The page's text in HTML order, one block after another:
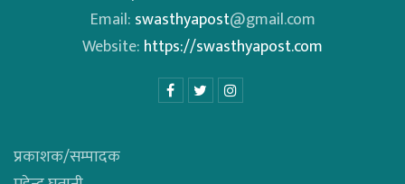
Email: swasthyapost@gmail.com
Website: https://swasthyapost.com
प्रकाशक/सम्पादक